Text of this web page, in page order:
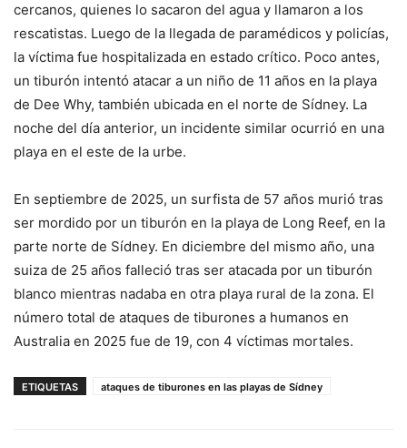
cercanos, quienes lo sacaron del agua y llamaron a los
rescatistas. Luego de la llegada de paramédicos y policías,
la víctima fue hospitalizada en estado crítico. Poco antes,
un tiburón intentó atacar a un niño de 11 años en la playa
de Dee Why, también ubicada en el norte de Sídney. La
noche del día anterior, un incidente similar ocurrió en una
playa en el este de la urbe.
En septiembre de 2025, un surfista de 57 años murió tras
ser mordido por un tiburón en la playa de Long Reef, en la
parte norte de Sídney. En diciembre del mismo año, una
suiza de 25 años falleció tras ser atacada por un tiburón
blanco mientras nadaba en otra playa rural de la zona. El
número total de ataques de tiburones a humanos en
Australia en 2025 fue de 19, con 4 víctimas mortales.
ETIQUETAS ataques de tiburones en las playas de Sídney